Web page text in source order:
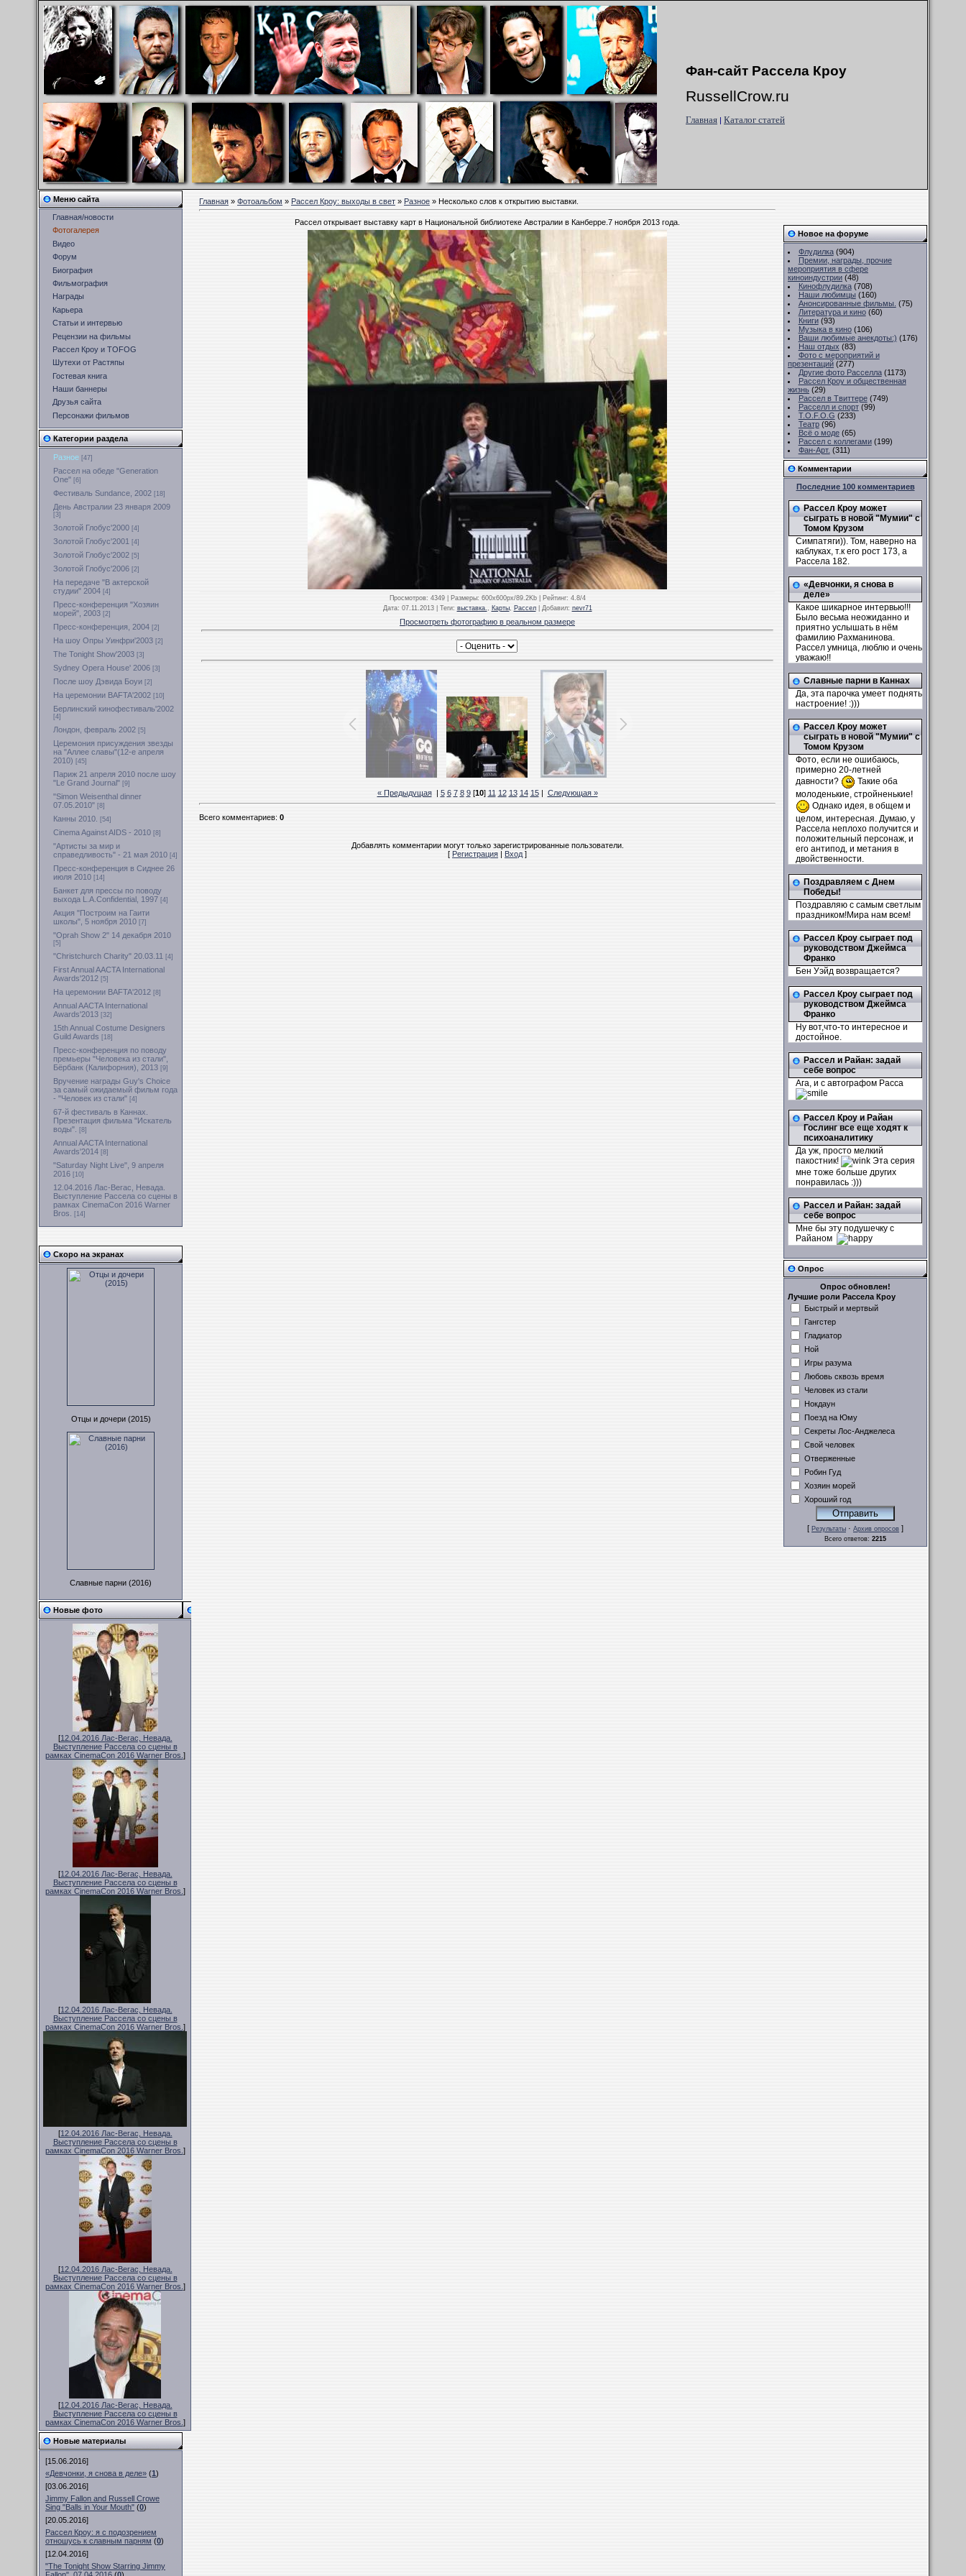
Фан-сайт Рассела Кроу
RussellCrow.ru
Главная | Каталог статей
Меню сайта
Главная/новости
Фотогалерея
Видео
Форум
Биография
Фильмография
Награды
Карьера
Статьи и интервью
Рецензии на фильмы
Рассел Кроу и TOFOG
Шутехи от Растяпы
Гостевая книга
Наши баннеры
Друзья сайта
Персонажи фильмов
Категории раздела
Разное [47]
Рассел на обеде "Generation
One" [6]
Фестиваль Sundance, 2002 [18]
День Австралии 23 января 2009
[3]
Золотой Глобус'2000 [4]
Золотой Глобус'2001 [4]
Золотой Глобус'2002 [5]
Золотой Глобус'2006 [2]
На передаче "В актерской
студии" 2004 [4]
Пресс-конференция "Хозяин
морей", 2003 [2]
Пресс-конференция, 2004 [2]
На шоу Опры Уинфри'2003 [2]
The Tonight Show'2003 [3]
Sydney Opera House' 2006 [3]
После шоу Дэвида Боуи [2]
На церемонии BAFTA'2002 [10]
Берлинский кинофестиваль'2002
[4]
Лондон, февраль 2002 [5]
Церемония присуждения звезды
на "Аллее славы"(12-е апреля
2010) [45]
Париж 21 апреля 2010 после шоу
"Le Grand Journal" [9]
"Simon Weisenthal dinner
07.05.2010" [8]
Канны 2010. [54]
Cinema Against AIDS - 2010 [8]
"Артисты за мир и
справедливость" - 21 мая 2010 [4]
Пресс-конференция в Сиднее 26
июля 2010 [14]
Банкет для прессы по поводу
выхода L.A.Confidential, 1997 [4]
Акция "Построим на Гаити
школы", 5 ноября 2010 [7]
"Oprah Show 2" 14 декабря 2010
[5]
"Christchurch Charity" 20.03.11 [4]
First Annual AACTA International
Awards'2012 [5]
На церемонии BAFTA'2012 [8]
Annual AACTA International
Awards'2013 [32]
15th Annual Costume Designers
Guild Awards [18]
Пресс-конференция по поводу
премьеры "Человека из стали",
Бёрбанк (Калифорния), 2013 [9]
Вручение награды Guy's Choice
за самый ожидаемый фильм года
- "Человек из стали" [4]
67-й фестиваль в Каннах.
Презентация фильма "Искатель
воды".
[8]
Annual AACTA International
Awards'2014 [8]
"Saturday Night Live", 9 апреля
2016 [10]
12.04.2016 Лас-Вегас, Невада.
Выступление Рассела со сцены в
рамках CinemaCon 2016 Warner
Bros.
[14]
Скоро на экранах
Отцы и дочери (2015)
Славные парни (2016)
Новые фото
[12.04.2016 Лас-Вегас, Невада.
Выступление Рассела со сцены в
рамках CinemaCon 2016 Warner Bros. ]
[12.04.2016 Лас-Вегас, Невада.
Выступление Рассела со сцены в
рамках CinemaCon 2016 Warner Bros. ]
[12.04.2016 Лас-Вегас, Невада.
Выступление Рассела со сцены в
рамках CinemaCon 2016 Warner Bros. ]
[12.04.2016 Лас-Вегас, Невада.
Выступление Рассела со сцены в
рамках CinemaCon 2016 Warner Bros. ]
[12.04.2016 Лас-Вегас, Невада.
Выступление Рассела со сцены в
рамках CinemaCon 2016 Warner Bros. ]
[12.04.2016 Лас-Вегас, Невада.
Выступление Рассела со сцены в
рамках CinemaCon 2016 Warner Bros. ]
Новые материалы
[15.06.2016]
«Девчонки, я снова в деле» (1)
[03.06.2016]
Jimmy Fallon and Russell Crowe
Sing "Balls in Your Mouth" (0)
[20.05.2016]
Рассел Кроу: я с подозрением
отношусь к славным парням (0)
[12.04.2016]
"The Tonight Show Starring Jimmy
Главная»Фотоальбом»Рассел Кроу: выходы в свет»Разное» Несколько слов к открытию выставки.
Рассел открывает выставку карт в Национальной библиотеке Австралии в Канберре.7 ноября 2013 года.
Просмотров: 4349 |Размеры: 600x600px/89.2Kb |Рейтинг: 4.8/4
Дата: 07.11.2013 |Теги:выставка.,Карты,Рассел|Добавил:nevr71
Просмотреть фотографию в реальном размере
« Предыдущая|5 6 7 8 9[10]11 12 13 14 15|Следующая »
Всего комментариев:0
Добавлять комментарии могут только зарегистрированные пользователи.
[Регистрация|Вход]
Новое на форуме
Флудилка (904)
Премии, награды, прочие
мероприятия в сфере
киноиндустрии (48)
Кинофлудилка (708)
Наши любимцы (160)
Анонсированные фильмы. (75)
Литература и кино (60)
Книги (93)
Музыка в кино (106)
Ваши любимые анекдоты:) (176)
Наш отдых (83)
Фото с мероприятий и
презентаций (277)
Другие фото Расселла (1173)
Рассел Кроу и общественная
жизнь (29)
Рассел в Твиттере (749)
Расселл и спорт (99)
T.O.F.O.G (233)
Театр (96)
Всё о моде (65)
Рассел с коллегами (199)
Фан-Арт. (311)
Комментарии
Последние 100 комментариев
Рассел Кроу может
сыграть в новой "Мумии" с
Томом Крузом
Симпатяги)). Том, наверно на
каблуках, т.к его рост 173, а
Рассела 182.
«Девчонки, я снова в
деле»
Какое шикарное интервью!!!
Было весьма неожиданно и
приятно услышать в нём
фамилию Рахманинова.
Рассел умница, люблю и очень
уважаю!!
Славные парни в Каннах
Да, эта парочка умеет поднять
настроение! :)))
Рассел Кроу может
сыграть в новой "Мумии" с
Томом Крузом
Фото, если не ошибаюсь,
примерно 20-летней
давности?
Такие оба
молоденькие, стройненькие!
Однако идея, в общем и
целом, интересная. Думаю, у
Рассела неплохо получится и
положительный персонаж, и
его антипод, и метания в
двойственности.
Поздравляем с Днем
Победы!
Поздравляю с самым светлым
праздником!Мира нам всем!
Рассел Кроу сыграет под
руководством Джеймса
Франко
Бен Уэйд возвращается?
Рассел Кроу сыграет под
руководством Джеймса
Франко
Ну вот,что-то интересное и
достойное.
Рассел и Райан: задай
себе вопрос
Ага, и с автографом Расса
Рассел Кроу и Райан
Гослинг все еще ходят к
психоаналитику
Да уж, просто мелкий
пакостник!
Эта серия
мне тоже больше других
понравилась :)))
Рассел и Райан: задай
себе вопрос
Мне бы эту подушечку с
Райаном
Опрос
Опрос обновлен!
Лучшие роли Рассела Кроу
Быстрый и мертвый
Гангстер
Гладиатор
Ной
Игры разума
Любовь сквозь время
Человек из стали
Нокдаун
Поезд на Юму
Секреты Лос-Анджелеса
Свой человек
Отверженные
Робин Гуд
Хозяин морей
Хороший год
[ Результаты · Архив опросов ]
Всего ответов: 2215